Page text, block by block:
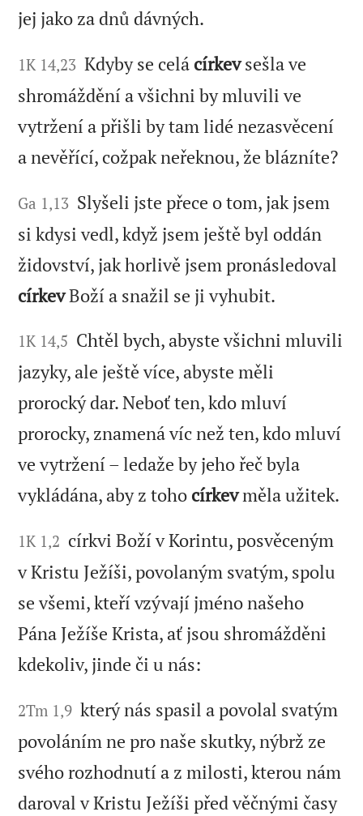
jej jako za dnů dávných.
1K 14,23 Kdyby se celá církevsešla ve
shromáždění a všichni by mluvili ve
vytržení a přišli by tam lidé nezasvěcení
a nevěřící, cožpak neřeknou, že blázníte?
Ga 1,13 Slyšeli jste přece o tom, jak jsem
si kdysi vedl, když jsem ještě byl oddán
židovství, jak horlivě jsem pronásledoval
církevBoží a snažil se ji vyhubit.
1K 14,5 Chtěl bych, abyste všichni mluvili
jazyky, ale ještě více, abyste měli
prorocký dar. Neboť ten, kdo mluví
prorocky, znamená víc než ten, kdo mluví
ve vytržení – ledaže by jeho řeč byla
vykládána, aby z toho církevměla užitek.
1K 1,2 církvi Boží v Korintu, posvěceným
v Kristu Ježíši, povolaným svatým, spolu
se všemi, kteří vzývají jméno našeho
Pána Ježíše Krista, ať jsou shromážděni
kdekoliv, jinde či u nás:
2Tm 1,9 který nás spasil a povolal svatým
povoláním ne pro naše skutky, nýbrž ze
svého rozhodnutí a z milosti, kterou nám
daroval v Kristu Ježíši před věčnými časy